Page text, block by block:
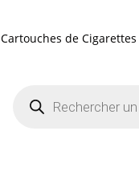
Cartouches de Cigarettes
produits